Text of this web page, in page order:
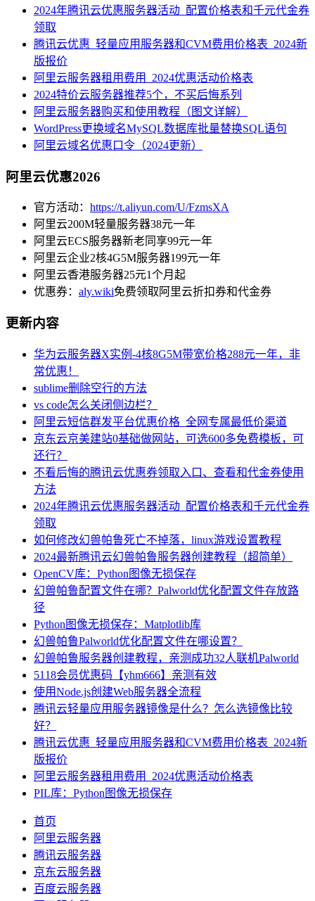
2024年腾讯云优惠服务器活动_配置价格表和千元代金券
领取
腾讯云优惠_轻量应用服务器和CVM费用价格表_2024新
版报价
阿里云服务器租用费用_2024优惠活动价格表
2024特价云服务器推荐5个，不买后悔系列
阿里云服务器购买和使用教程（图文详解）
WordPress更换域名MySQL数据库批量替换SQL语句
阿里云域名优惠口令（2024更新）
阿里云优惠2026
官方活动： https://t.aliyun.com/U/FzmsXA
阿里云200M轻量服务器38元一年
阿里云ECS服务器新老同享99元一年
阿里云企业2核4G5M服务器199元一年
阿里云香港服务器25元1个月起
优惠券： aly.wiki免费领取阿里云折扣券和代金券
更新内容
华为云服务器X实例-4核8G5M带宽价格288元一年，非
常优惠！
sublime删除空行的方法
vs code怎么关闭侧边栏？
阿里云短信群发平台优惠价格_全网专属最低价渠道
京东云京美建站0基础做网站，可选600多免费模板，可
还行？
不看后悔的腾讯云优惠券领取入口、查看和代金券使用
方法
2024年腾讯云优惠服务器活动_配置价格表和千元代金券
领取
如何修改幻兽帕鲁死亡不掉落，linux游戏设置教程
2024最新腾讯云幻兽帕鲁服务器创建教程（超简单）
OpenCV库：Python图像无损保存
幻兽帕鲁配置文件在哪？Palworld优化配置文件存放路
径
Python图像无损保存：Matplotlib库
幻兽帕鲁Palworld优化配置文件在哪设置？
幻兽帕鲁服务器创建教程，亲测成功32人联机Palworld
5118会员优惠码【yhm666】亲测有效
使用Node.js创建Web服务器全流程
腾讯云轻量应用服务器镜像是什么？怎么选镜像比较
好？
腾讯云优惠_轻量应用服务器和CVM费用价格表_2024新
版报价
阿里云服务器租用费用_2024优惠活动价格表
PIL库：Python图像无损保存
首页
阿里云服务器
腾讯云服务器
京东云服务器
百度云服务器